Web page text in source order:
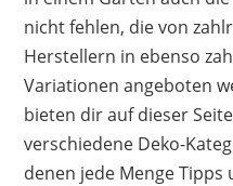
nicht fehlen, die von
Herstellern in ebenso
Variationen angeboten
bieten dir auf dieser
verschiedene Deko-
denen jede Menge Tipps